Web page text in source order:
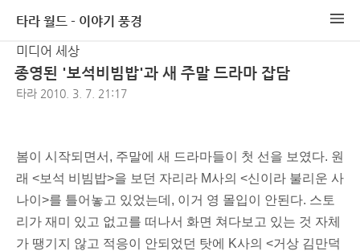
타라 월드 - 이야기 풍경
미디어 세상
종영된 '보석비빔밥'과 새 주말 드라마 잡담
타라 2010. 3. 7. 21:17
봄이 시작되면서, 주말에 새 드라마들이 첫 선을 보였다. 원
래 <보석 비빔밥>을 보던 자리라 M사의 <신이라 불리운 사
나이 >를 틀어놓고 있었는데, 이거 영 몰입이 안된다. 스토
리가 재미 있고 없고를 떠나서 화면 쳐다보고 있는 것 자체
가 땡기지 않고 적응이 안되었던 탓에 K사의 <거상 김만덕